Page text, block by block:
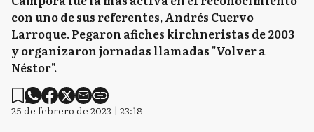
con uno de sus referentes, Andrés Cuervo
Larroque. Pegaron afiches kirchneristas de 2003
y organizaron jornadas llamadas "Volver a
Néstor".
25 de febrero de 2023 | 23:18